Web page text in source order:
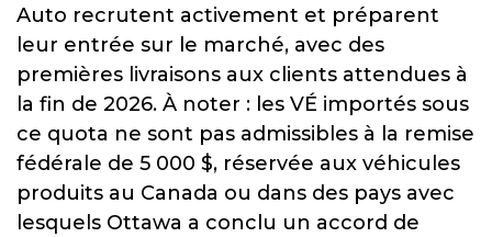
Auto recrutent activement et préparent
leur entrée sur le marché, avec des
premières livraisons aux clients attendues à
la fin de 2026. À noter : les VÉ importés sous
ce quota ne sont pas admissibles à la remise
fédérale de 5 000 $, réservée aux véhicules
produits au Canada ou dans des pays avec
lesquels Ottawa a conclu un accord de